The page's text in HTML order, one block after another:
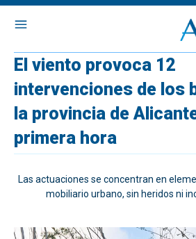
El viento provoca 12
intervenciones de los
la provincia de
primera hora
Las actuaciones se concentran en
mobiliario urbano, sin heridos ni